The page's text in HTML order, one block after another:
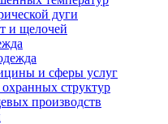
дуги
и щелочей
и сферы услуг
структур
производств